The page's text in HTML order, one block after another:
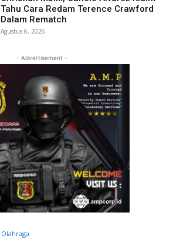
Tahu Cara Redam Terence Crawford
Dalam Rematch
Agustus 6, 2026
- Advertisement -
Olahraga